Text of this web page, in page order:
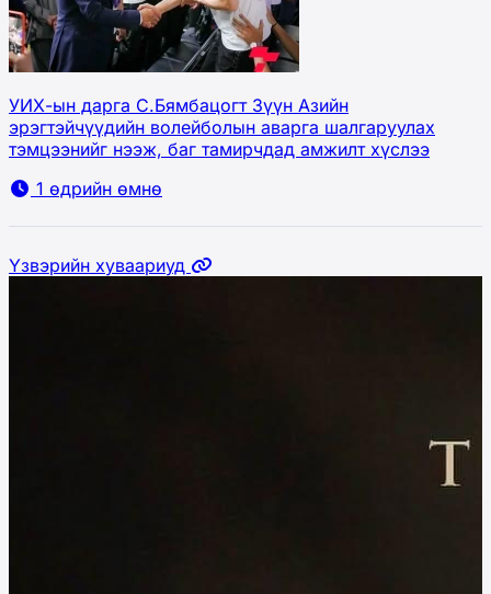
УИХ-ын дарга С.Бямбацогт Зүүн Азийн
эрэгтэйчүүдийн волейболын аварга шалгаруулах
тэмцээнийг нээж, баг тамирчдад амжилт хүслээ
1 өдрийн өмнө
Үзвэрийн хуваариуд